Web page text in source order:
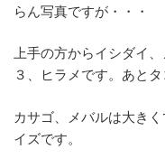
らん写真ですが・・・
上手の方からイシダイ
３、ヒラメです。あとタ
カサゴ、メバルは大き
イズです。